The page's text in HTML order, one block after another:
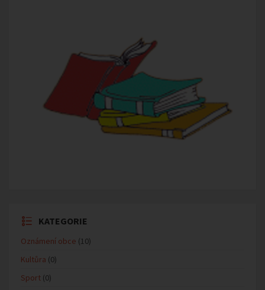
KATEGORIE
Oznámení obce (10)
Kultůra (0)
Sport (0)